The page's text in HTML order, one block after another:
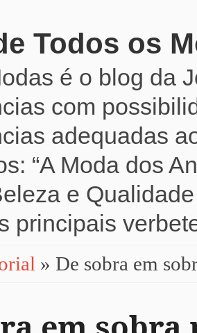
Todos os
é o blog da
com
adequadas
“A Moda dos
e
principais
» De sobra em